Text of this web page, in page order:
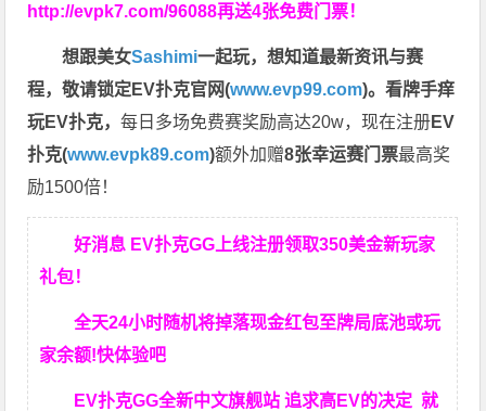
http://evpk7.com/96088再送4张免费门票！
想跟美女Sashimi一起玩，想知道最新资讯与赛
程，敬请锁定EV扑克官网(www.evp99.com)。看牌手痒
玩EV扑克，每日多场免费赛奖励高达20w，现在注册EV
扑克(www.evpk89.com)额外加赠8张幸运赛门票最高奖
励1500倍！
好消息 EV扑克GG上线注册领取350美金新玩家
礼包！
全天24小时随机将掉落现金红包至牌局底池或玩
家余额!快体验吧
EV扑克GG全新中文旗舰站 追求高EV的决定就